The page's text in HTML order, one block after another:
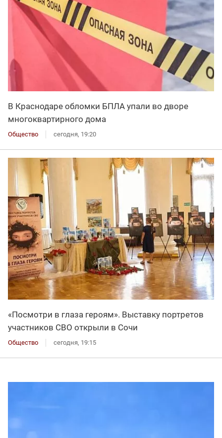
В Краснодаре обломки БПЛА упали во дворе
многоквартирного дома
Общество сегодня, 19:20
«Посмотри в глаза героям». Выставку портретов
участников СВО открыли в Сочи
Общество сегодня, 19:15